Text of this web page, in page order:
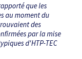
que les
au moment du
des
par la mise
d'HTP-TEC